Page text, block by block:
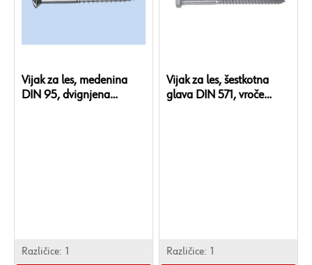
Vijak za les, medenina
DIN 95, dvignjena
Različice: 1
Vijak za les, šestkotna
glava DIN 571, vroče
Različice: 1